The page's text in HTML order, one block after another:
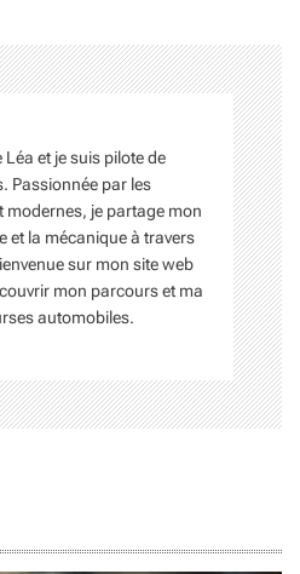
et je suis pilote de
Passionnée par les
modernes, je partage mon
et la mécanique à travers
sur mon site web
mon parcours et ma
automobiles.